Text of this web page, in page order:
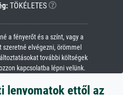
TÖKÉLETES
a fényerőt és a színt, vagy a
szeretné elvégezni, örömmel
további költségek
kapcsolatba lépni velünk.
lenyomatok ettől az